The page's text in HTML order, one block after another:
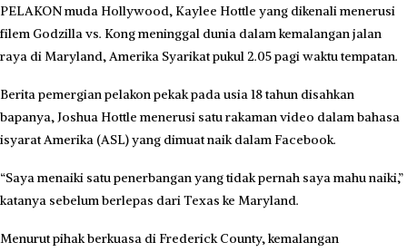
PELAKON muda Hollywood, Kaylee Hottle yang dikenali menerusi
filem Godzilla vs. Kong meninggal dunia dalam kemalangan jalan
raya di Maryland, Amerika Syarikat pukul 2.05 pagi waktu tempatan.
Berita pemergian pelakon pekak pada usia 18 tahun disahkan
bapanya, Joshua Hottle menerusi satu rakaman video dalam bahasa
isyarat Amerika (ASL) yang dimuat naik dalam Facebook.
“Saya menaiki satu penerbangan yang tidak pernah saya mahu naiki,”
katanya sebelum berlepas dari Texas ke Maryland.
Menurut pihak berkuasa di Frederick County, kemalangan